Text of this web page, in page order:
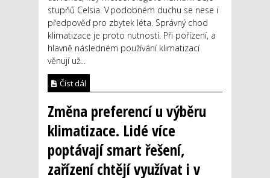
stupňů Celsia. V podobném duchu se nese i
předpověď pro zbytek léta. Správný chod
klimatizace je proto nutností. Při pořízení, a
hlavně následném používání klimatizací
věnují už...
Číst dál
Změna preferencí u výběru
klimatizace. Lidé více
poptávají smart řešení,
zařízení chtějí využívat i v